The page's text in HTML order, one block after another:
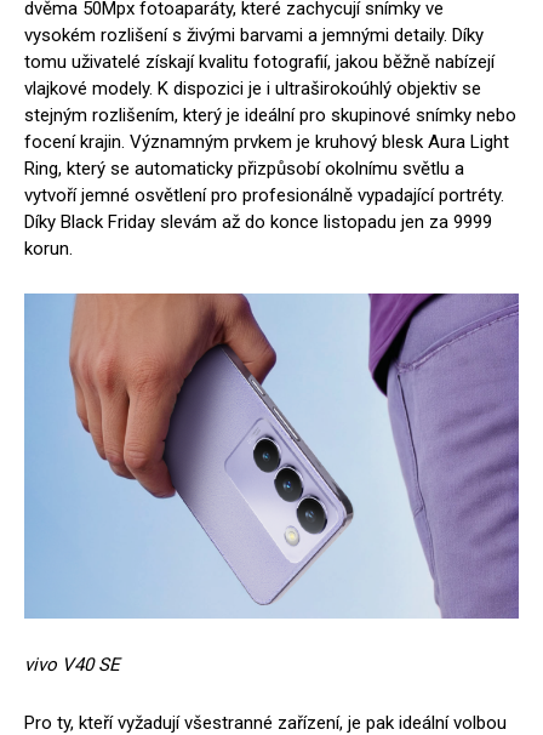
dvěma 50Mpx fotoaparáty, které zachycují snímky ve
vysokém rozlišení s živými barvami a jemnými detaily. Díky
tomu uživatelé získají kvalitu fotografií, jakou běžně nabízejí
vlajkové modely. K dispozici je i ultraširokoúhlý objektiv se
stejným rozlišením, který je ideální pro skupinové snímky nebo
focení krajin. Významným prvkem je kruhový blesk Aura Light
Ring, který se automaticky přizpůsobí okolnímu světlu a
vytvoří jemné osvětlení pro profesionálně vypadající portréty.
Díky Black Friday slevám až do konce listopadu jen za 9999
korun.
vivo V40 SE
Pro ty, kteří vyžadují všestranné zařízení, je pak ideální volbou